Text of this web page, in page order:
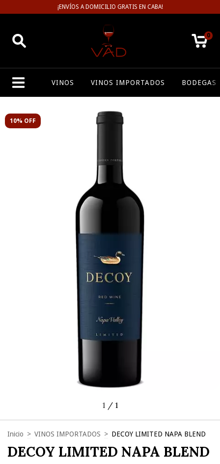
¡ENVÍOS A DOMICILIO GRATIS EN CABA!
0
VINOS VINOS IMPORTADOS BODEGAS
10% OFF
1 / 1
Inicio > VINOS IMPORTADOS > DECOY LIMITED NAPA BLEND
DECOY LIMITED NAPA BLEND